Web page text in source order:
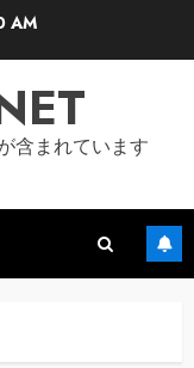
AM
含まれています